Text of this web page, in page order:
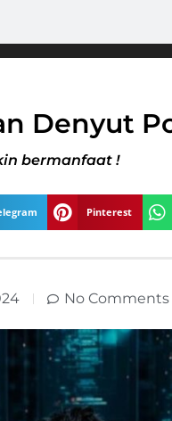
Denyut
bermanfaat !
Pinterest
No Comments